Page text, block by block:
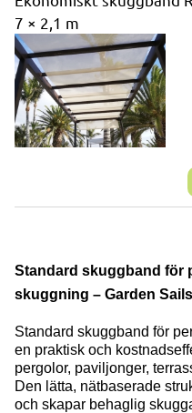
7 × 2,1 m
Standard skuggband för
skuggning – Garden Sails
Standard skuggband för
en praktisk och
pergolor, paviljonger,
Den lätta, nätbaserade
och skapar behaglig